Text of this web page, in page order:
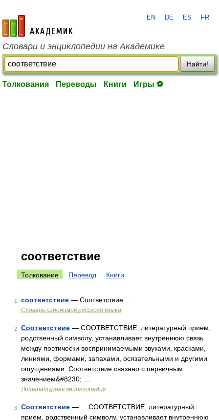
academic.ru
EN DE ES FR
Словари и энциклопедии на Академике
Найти!
Толкования Переводы Книги Игры ⚽
соответствие
Толкование Перевод Книги
1 соответствие — Соответствие …
Словарь синонимов русского языка
2 Соответствие — СООТВЕТСТВИЕ, литературный прием,
родственный символу, устанавливает внутреннюю связь
между поэтически воспринимаемыми звуками, красками,
линиями, формами, запахами, осязательными и другими
ощущениями. Соответствие связано с первичным
значением&#8230; …
Литературная энциклопедия
3 Соответствие — СООТВЕТСТВИЕ, литературный
прием, родственный символу, устанавливает внутреннюю